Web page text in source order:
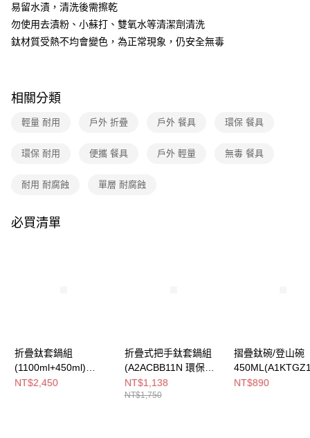
成交易。
3.實際核准額度、可分期數及費用金額請依後續交易確認頁面所載為準。
4.訂單成立30分鐘內，如未前往確認交易或遇審核未通過，訂單將自動取
消。如遇「轉專審核」未通過狀況，表示未達大哥付你分期系統評分，恕無
醒簡訊。
2.透過簡訊連結打開帳單後，可選擇「超商條碼／台灣大直營門市／銀行轉
帳／街口支付／iPASS MONEY」等通路繳費。
1.本服務係由「台灣大哥大股份有限公司」（以下簡稱本公司）所提供，讓
買賣價金債權讓與本公司後，依約使用本公司帳單繳交帳款。
由本公司與您本人進行分期帳單所需資料之確認、核對及更正。
3.完整用戶服務條款，請詳閱以下連結：
運送方式
新竹貨運
澎湖金門
每筆NT$80，滿NT$790(含以上)免運費
宅配貨到付款
易留水漬，清洗後需擦乾
勿使用去漬粉、小蘇打、雙氧水等清潔劑清洗
鈦材質受熱不均會變色，為正常現象，仍安全無毒
相關分類
輕量 耐用 戶外 折疊 戶外 餐具 環保 餐具
環保 耐用 便攜 餐具 戶外 輕量 無毒 餐具
耐用 耐腐蝕 單層 耐腐蝕
必買清單
折疊鈦套鍋組
(1100ml+450ml)
(A1KTGZ20環保無毒/
NT$2,450
折疊式把手鈦套鍋組
(A2ACBB11N 環保無
毒/輕量耐用/登山露營/
戶外餐具)
NT$1,138
NT$1,750
摺疊鈦碗/登山碗
保無毒/輕量耐用/
NT$890